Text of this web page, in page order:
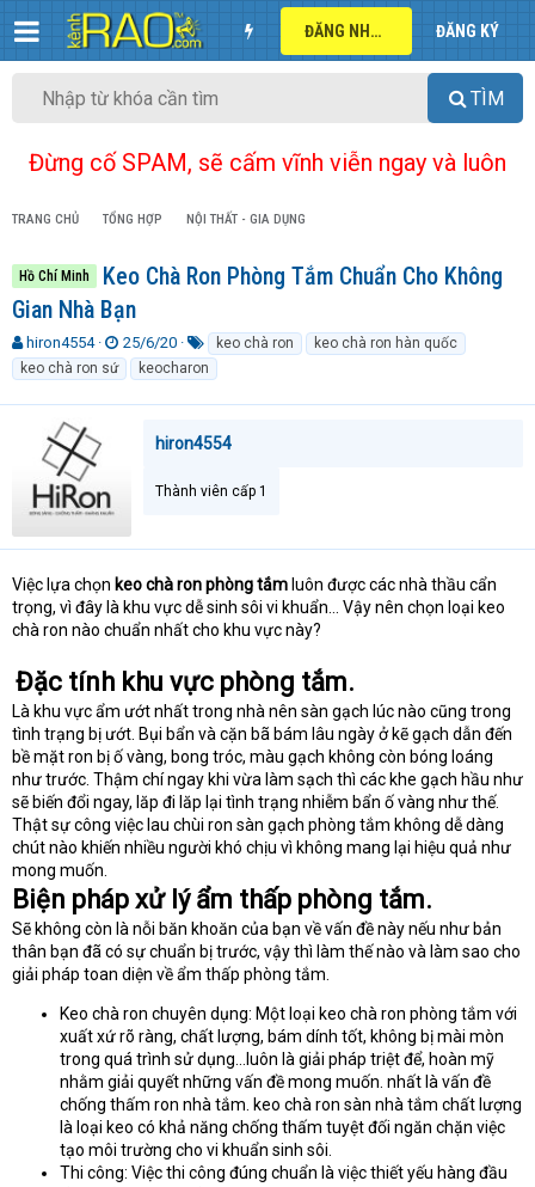
ĐĂNG NHẬP ĐĂNG KÝ
TÌM
Đừng cố SPAM, sẽ cấm vĩnh viễn ngay và luôn
TRANG CHỦ TỔNG HỢP NỘI THẤT - GIA DỤNG
Hồ Chí Minh
Keo Chà Ron Phòng Tắm Chuẩn Cho Không
Gian Nhà Bạn
T
h
r
e
a
r
e
r
hiron4554
N
g
à
y
25/6/20
ừ
k
h
a
keo chà ron
keo chà ron hàn quốc
keo chà ron sứ
keocharon
hiron4554
Thành viên cấp 1
Việc lựa chọn keo chà ron phòng tắm luôn được các nhà thầu cẩn
trọng, vì đây là khu vực dễ sinh sôi vi khuẩn… Vậy nên chọn loại keo
chà ron nào chuẩn nhất cho khu vực này?
Đặc tính khu vực phòng tắm.
Là khu vực ẩm ướt nhất trong nhà nên sàn gạch lúc nào cũng trong
tình trạng bị ướt. Bụi bẩn và cặn bã bám lâu ngày ở kẽ gạch dẫn đến
bề mặt ron bị ố vàng, bong tróc, màu gạch không còn bóng loáng
như trước. Thậm chí ngay khi vừa làm sạch thì các khe gạch hầu như
sẽ biến đổi ngay, lăp đi lăp lại tình trạng nhiễm bẩn ố vàng như thế.
Thật sự công việc lau chùi ron sàn gạch phòng tắm không dễ dàng
chút nào khiến nhiều người khó chịu vì không mang lại hiệu quả như
mong muốn.
Biện pháp xử lý ẩm thấp phòng tắm.
Sẽ không còn là nỗi băn khoăn của bạn về vấn đề này nếu như bản
thân bạn đã có sự chuẩn bị trước, vậy thì làm thế nào và làm sao cho
giải pháp toan diện về ẩm thấp phòng tắm.
Keo chà ron chuyên dụng: Một loại keo chà ron phòng tắm với
xuất xứ rõ ràng, chất lượng, bám dính tốt, không bị mài mòn
trong quá trình sử dụng…luôn là giải pháp triệt để, hoàn mỹ
nhằm giải quyết những vấn đề mong muốn. nhất là vấn đề
chống thấm ron nhà tắm. keo chà ron sàn nhà tắm chất lượng
là loại keo có khả năng chống thấm tuyệt đối ngăn chặn việc
tạo môi trường cho vi khuẩn sinh sôi.
Thi công: Việc thi công đúng chuẩn là việc thiết yếu hàng đầu